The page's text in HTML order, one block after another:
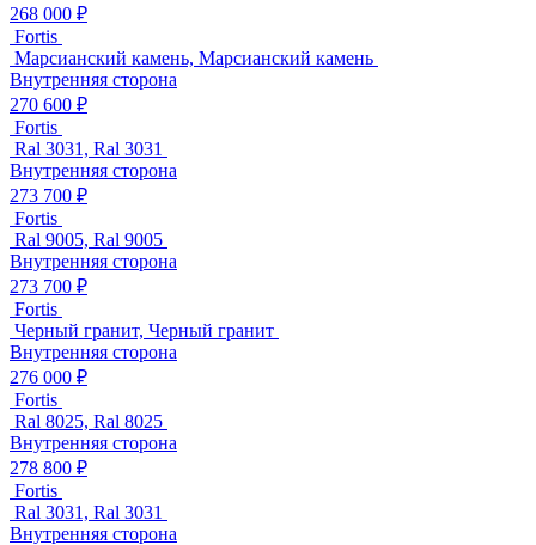
268 000 ₽
Fortis
Марсианский камень, Марсианский камень
Внутренняя сторона
270 600 ₽
Fortis
Ral 3031, Ral 3031
Внутренняя сторона
273 700 ₽
Fortis
Ral 9005, Ral 9005
Внутренняя сторона
273 700 ₽
Fortis
Черный гранит, Черный гранит
Внутренняя сторона
276 000 ₽
Fortis
Ral 8025, Ral 8025
Внутренняя сторона
278 800 ₽
Fortis
Ral 3031, Ral 3031
Внутренняя сторона